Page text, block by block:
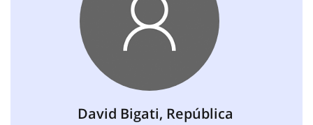
Comité de registración
+7 812 451-09 80
+7 812 612-12-67
pk_spbgau@mail.ru